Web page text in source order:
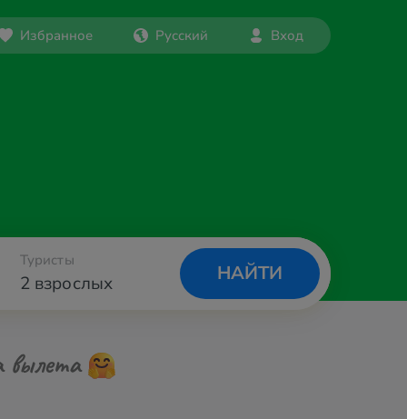
Избранное Русский Вход
2 взрослых
Туристы
НАЙТИ
вылета